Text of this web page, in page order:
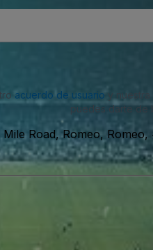
acuerdo de usuarioy nuestra
puedes darte de
Mile Road, Romeo,